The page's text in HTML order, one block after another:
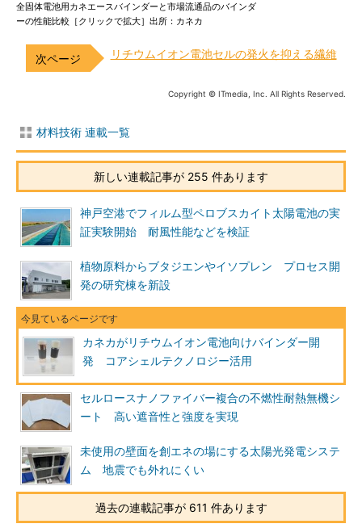
全固体電池用カネエースバインダーと市場流通品のバインダ
ーの性能比較［クリックで拡大］出所：カネカ
リチウムイオン電池セルの発火を抑える繊維
Copyright © ITmedia, Inc. All Rights Reserved.
材料技術 連載一覧
新しい連載記事が 255 件あります
神戸空港でフィルム型ペロブスカイト太陽電池の実
証実験開始 耐風性能などを検証
植物原料からブタジエンやイソプレン プロセス開
発の研究棟を新設
カネカがリチウムイオン電池向けバインダー開
発 コアシェルテクノロジー活用
セルロースナノファイバー複合の不燃性耐熱無機シ
ート 高い遮音性と強度を実現
未使用の壁面を創エネの場にする太陽光発電システ
ム 地震でも外れにくい
過去の連載記事が 611 件あります